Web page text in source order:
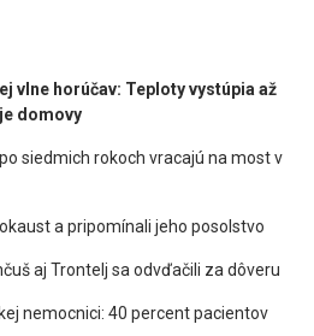
vlne horúčav: Teploty vystúpia až
domovy
siedmich rokoch vracajú na most v
a pripomínali jeho posolstvo
aj Trontelj sa odvďačili za dôveru
nemocnici: 40 percent pacientov